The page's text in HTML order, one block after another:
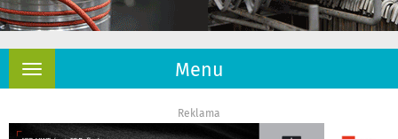
Menu
Rozwiń
Reklama